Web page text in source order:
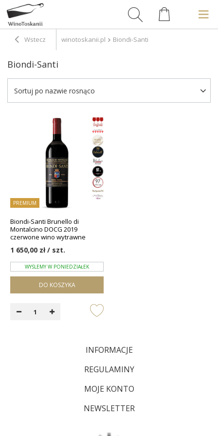
Wstecz winotoskanii.pl Biondi-Santi
Biondi-Santi
Sortuj po nazwie rosnąco
PREMIUM
Biondi-Santi Brunello di
Montalcino DOCG 2019
czerwone wino wytrawne
1 650,00 zł / szt.
WYŚLEMY W PONIEDZIAŁEK
DO KOSZYKA
INFORMACJE
REGULAMINY
MOJE KONTO
NEWSLETTER